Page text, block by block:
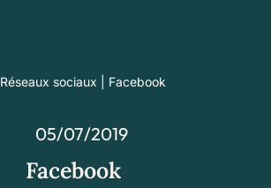
Réseaux sociaux Facebook
05/07/2019
Facebook